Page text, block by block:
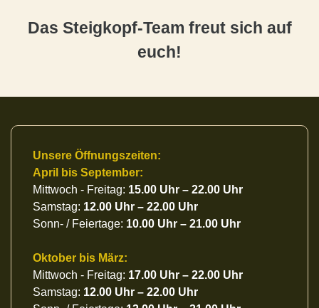
Das Steigkopf-Team freut sich auf
euch!
Unsere Öffnungszeiten:
April bis September:
Mittwoch - Freitag: 15.00 Uhr – 22.00 Uhr
Samstag: 12.00 Uhr – 22.00 Uhr
Sonn- / Feiertage: 10.00 Uhr – 21.00 Uhr
Oktober bis März:
Mittwoch - Freitag: 17.00 Uhr – 22.00 Uhr
Samstag: 12.00 Uhr – 22.00 Uhr